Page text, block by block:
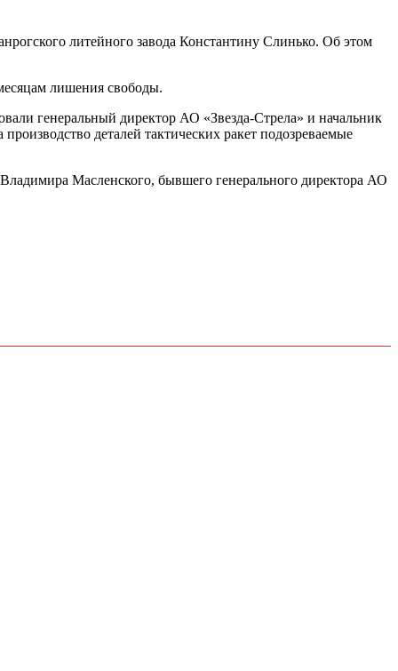
литейного завода Константину Слинько. Об этом
лишения свободы.
генеральный директор АО «Звезда-Стрела» и начальник
деталей тактических ракет подозреваемые
Масленского, бывшего генерального директора АО